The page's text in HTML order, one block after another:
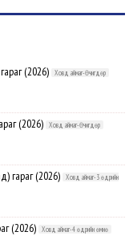
(2026) Ховд аймаг-Өчигдөр
(2026) Ховд аймаг-Өчигдөр
гараг (2026)
Ховд аймаг-3 өдрийн
(2026) Ховд аймаг-4 өдрийн өмнө